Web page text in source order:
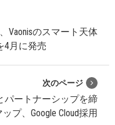
Vaonisのスマート天体
4月に発売
次のページ
パートナーシップを締
プ、Google Cloud採用